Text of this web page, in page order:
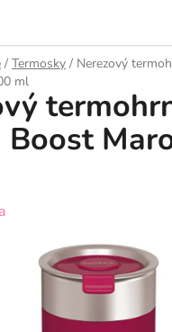
/ Termosky / Nerezový
ml